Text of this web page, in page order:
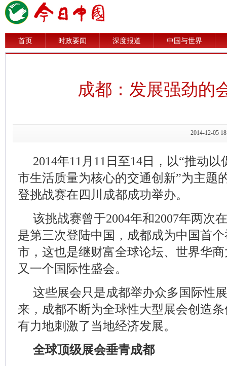
首页 时政要闻 深度报道 中国与世界
成都：发展强劲的
2014-12-05
2014年11月11日至14日，以“推动
市生活质量为核心的交通创新”为主题
登挑战赛在四川成都成功举办。
该挑战赛曾于2004年和2007年两次
是第三次登陆中国，成都成为中国首
市，这也是继财富全球论坛、世界华
又一个国际性盛会。
这些展会只是成都举办众多国际性
来，成都不断为全球性大型展会创造
有力地刺激了当地经济发展。
全球顶级展会垂青成都